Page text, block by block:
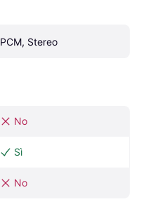
PCM, Stereo
No
Sì
No